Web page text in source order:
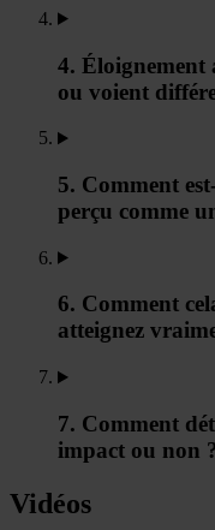
4. Éloignement
ou voient
5. Comment
perçu comme
6. Comment
atteignez
7. Comment
impact ou non ?
Vidéos